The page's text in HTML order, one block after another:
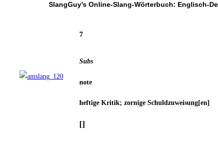
SlangGuy’s Online-Slang-Wör­ter­buch: Englisch-
7
Subs
note
hef­ti­ge Kri­tik; zor­ni­ge Schuldzuweisung[en]
[]